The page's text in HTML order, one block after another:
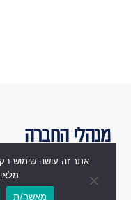
מנהלי החברה
אתר זה עושה שימוש
מלאים
מאשר/ת